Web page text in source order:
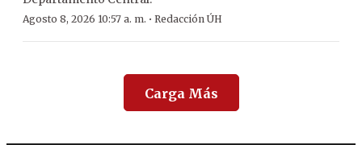
Agosto 8, 2026 10:57 a. m. · Redacción ÚH
Carga Más